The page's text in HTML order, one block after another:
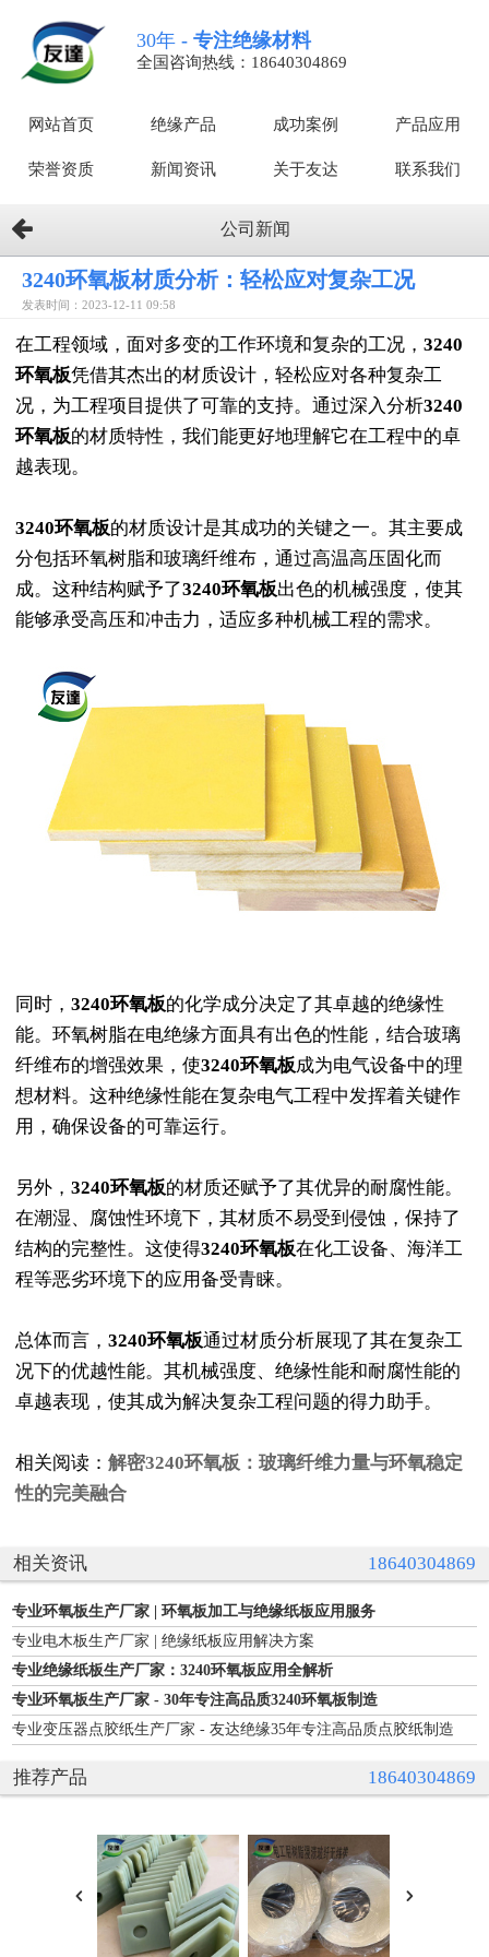
30年- 专注绝缘材料
全国咨询热线：18640304869
网站首页 绝缘产品 成功案例 产品应用
荣誉资质 新闻资讯 关于友达 联系我们
公司新闻
3240环氧板材质分析：轻松应对复杂工况
发表时间：2023-12-11 09:58
在工程领域，面对多变的工作环境和复杂的工况， 3240
环氧板凭借其杰出的材质设计，轻松应对各种复杂工
况，为工程项目提供了可靠的支持。通过深入分析3240
环氧板的材质特性，我们能更好地理解它在工程中的卓
越表现。
3240环氧板的材质设计是其成功的关键之一。其主要成
分包括环氧树脂和玻璃纤维布，通过高温高压固化而
成。这种结构赋予了3240环氧板出色的机械强度，使其
能够承受高压和冲击力，适应多种机械工程的需求。
同时， 3240环氧板的化学成分决定了其卓越的绝缘性
能。环氧树脂在电绝缘方面具有出色的性能，结合玻璃
纤维布的增强效果，使3240环氧板成为电气设备中的理
想材料。这种绝缘性能在复杂电气工程中发挥着关键作
用，确保设备的可靠运行。
另外， 3240环氧板的材质还赋予了其优异的耐腐性能。
在潮湿、腐蚀性环境下，其材质不易受到侵蚀，保持了
结构的完整性。这使得3240环氧板在化工设备、海洋工
程等恶劣环境下的应用备受青睐。
总体而言， 3240环氧板通过材质分析展现了其在复杂工
况下的优越性能。其机械强度、绝缘性能和耐腐性能的
卓越表现，使其成为解决复杂工程问题的得力助手。
相关阅读： 解密3240环氧板：玻璃纤维力量与环氧稳定
性的完美融合
相关资讯 18640304869
专业环氧板生产厂家 | 环氧板加工与绝缘纸板应用服务
专业电木板生产厂家 | 绝缘纸板应用解决方案
专业绝缘纸板生产厂家：3240环氧板应用全解析
专业环氧板生产厂家 - 30年专注高品质3240环氧板制造
专业变压器点胶纸生产厂家 - 友达绝缘35年专注高品质点胶纸制造
推荐产品 18640304869